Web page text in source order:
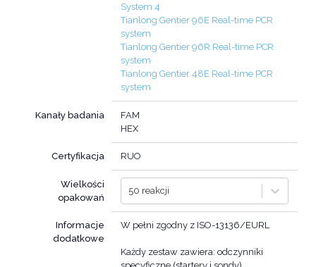
System 4
Tianlong Gentier 96E Real-time PCR
system
Tianlong Gentier 96R Real-time PCR
system
Tianlong Gentier 48E Real-time PCR
system
Kanały badania
FAM
HEX
Certyfikacja RUO
Wielkości
opakowań
50 reakcji
Informacje
dodatkowe
W pełni zgodny z ISO-13136/EURL
Każdy zestaw zawiera: odczynniki